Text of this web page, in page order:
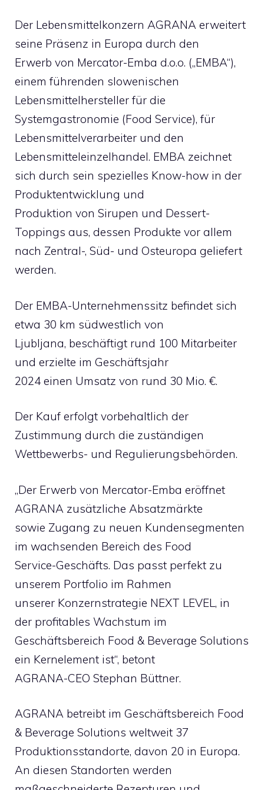
Der Lebensmittelkonzern AGRANA erweitert
seine Präsenz in Europa durch den
Erwerb von Mercator-Emba d.o.o. („EMBA“),
einem führenden slowenischen
Lebensmittelhersteller für die
Systemgastronomie (Food Service), für
Lebensmittelverarbeiter und den
Lebensmitteleinzelhandel. EMBA zeichnet
sich durch sein spezielles Know-how in der
Produktentwicklung und
Produktion von Sirupen und Dessert-
Toppings aus, dessen Produkte vor allem
nach Zentral-, Süd- und Osteuropa geliefert
werden.
Der EMBA-Unternehmenssitz befindet sich
etwa 30 km südwestlich von
Ljubljana, beschäftigt rund 100 Mitarbeiter
und erzielte im Geschäftsjahr
2024 einen Umsatz von rund 30 Mio. €.
Der Kauf erfolgt vorbehaltlich der
Zustimmung durch die zuständigen
Wettbewerbs- und Regulierungsbehörden.
„Der Erwerb von Mercator-Emba eröffnet
AGRANA zusätzliche Absatzmärkte
sowie Zugang zu neuen Kundensegmenten
im wachsenden Bereich des Food
Service-Geschäfts. Das passt perfekt zu
unserem Portfolio im Rahmen
unserer Konzernstrategie NEXT LEVEL, in
der profitables Wachstum im
Geschäftsbereich Food & Beverage Solutions
ein Kernelement ist“, betont
AGRANA-CEO Stephan Büttner.
AGRANA betreibt im Geschäftsbereich Food
& Beverage Solutions weltweit 37
Produktionsstandorte, davon 20 in Europa.
An diesen Standorten werden